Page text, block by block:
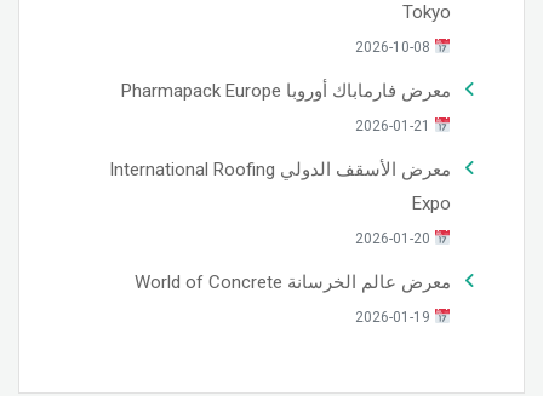
Tokyo
معرض فارماباك أوروبا Pharmapack Europe
معرض الأسقف الدولي International Roofing
Expo
معرض عالم الخرسانة World of Concrete